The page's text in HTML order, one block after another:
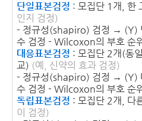
단일표본검정 : 모집단 1개, 한
인지 검정)
- 정규성(shapiro) 검정 → (Y)
수 검정 - Wilcoxon의 부호 순
대응표본검정 : 모집단 2개(동
교) (예, 신약의 효과 검정)
- 정규성(shapiro) 검정 → (Y)
수 검정 - Wilcoxon의 부호 순
독립표본검정 : 모집단 2개, 다
이 검정)